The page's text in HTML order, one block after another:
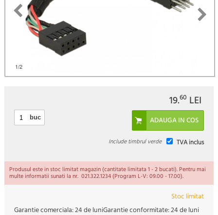
1/2
19.60 LEI
buc
TVA inclus
Include timbrul verde
Produsul este in stoc limitat magazin (cantitate limitata 1 - 2 bucati). Pentru mai
multe informatii sunati la nr. 021.322.1234 (Program L-V: 09.00 - 17.00).
Stoc limitat
Garantie comerciala:24 de luniGarantie conformitate:24 de luni